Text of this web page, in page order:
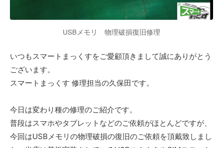
USBメモリ 物理破損復旧修理
いつもスマートまっくすをご愛顧頂きまして誠にありがとう
ございます。
スマートまっくす 修理担当の久保田です。
今日は変わり種の修理のご紹介です。
普段はスマホやタブレットなどのご依頼がほとんどですが、
今回はUSBメモリの物理破損の復旧のご依頼を頂戴致しまし